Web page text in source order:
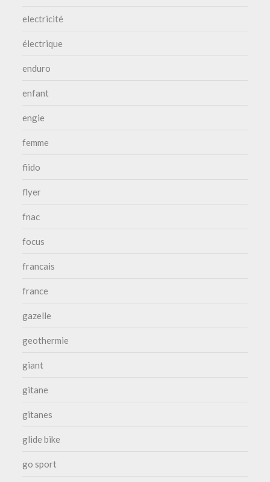
electricité
électrique
enduro
enfant
engie
femme
fiido
flyer
fnac
focus
francais
france
gazelle
geothermie
giant
gitane
gitanes
glide bike
go sport